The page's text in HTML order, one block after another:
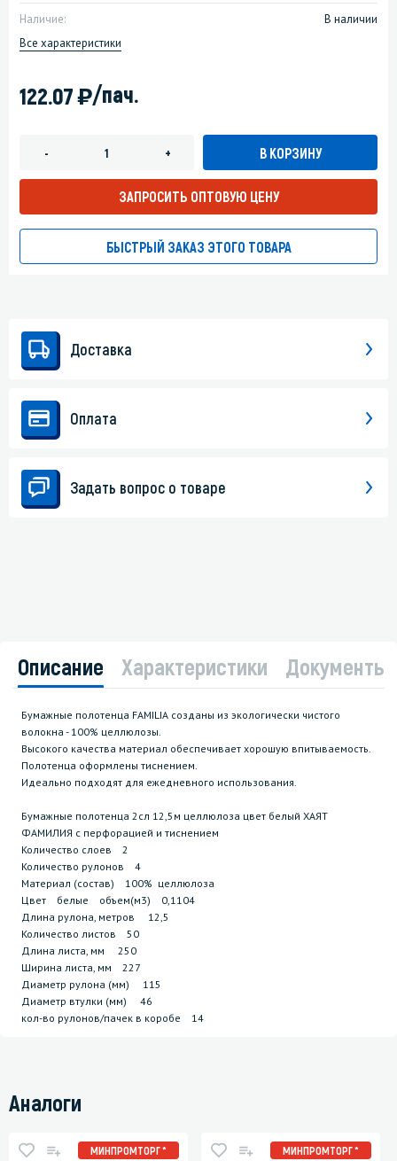
Наличие:
В наличии
Все характеристики
122.07)/пач.
- + В КОРЗИНУ
ЗАПРОСИТЬ ОПТОВУЮ ЦЕНУ
БЫСТРЫЙ ЗАКАЗ ЭТОГО ТОВАРА
Доставка
Оплата
Задать вопрос о товаре
Описание Характеристики Документы
Бумажные полотенца FAMILIA созданы из экологически чистого
волокна - 100% целлюлозы.
Высокого качества материал обеспечивает хорошую впитываемость.
Полотенца оформлены тиснением.
Идеально подходят для ежедневного использования.
Бумажные полотенца 2сл 12,5м целлюлоза цвет белый ХАЯТ
ФАМИЛИЯ с перфорацией и тиснением
Количество слоев 2
Количество рулонов 4
Материал (состав) 100% целлюлоза
Цвет белые объем(м3) 0,1104
Длина рулона, метров 12,5
Количество листов 50
Длина листа, мм 250
Ширина листа, мм 227
Диаметр рулона (мм) 115
Диаметр втулки (мм) 46
кол-во рулонов/пачек в коробе 14
Аналоги
МИНПРОМТОРГ * МИНПРОМТОРГ *